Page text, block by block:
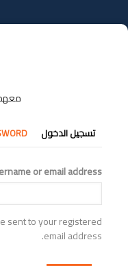
إلى
المحتوى
التبويبات
الأساسية
تسجيل الدخول
or email address
sent to your registered
email address.